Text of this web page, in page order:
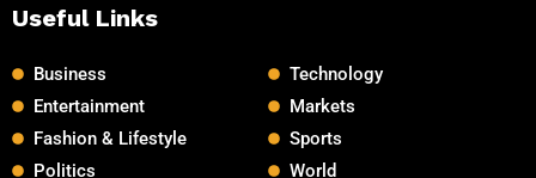
Useful Links
Business
Entertainment
Fashion & Lifestyle
Politics
Technology
Markets
Sports
World